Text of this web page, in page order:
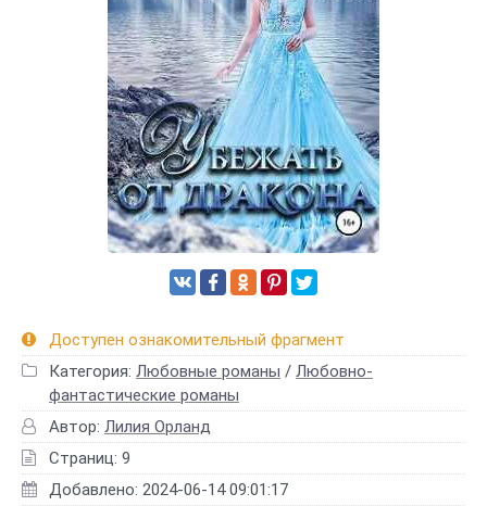
Доступен ознакомительный фрагмент
Категория: Любовные романы / Любовно-
фантастические романы
Автор: Лилия Орланд
Страниц: 9
Добавлено: 2024-06-14 09:01:17